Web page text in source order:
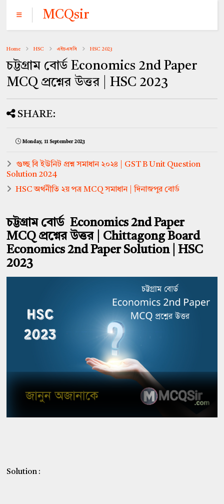
MCQsir
Home HSC এইচএসসি HSC 2023
চট্টগ্রাম বোর্ড Economics 2nd Paper
MCQ প্রশ্নের উত্তর | HSC 2023
SHARE:
Monday, 11 September 2023
গুচ্ছ বি ইউনিট প্রশ্ন সমাধান ২০২৪ | GST B Unit Question
Solution 2024
HSC অর্থনীতি ২য় পত্র MCQ সমাধান | দিনাজপুর বোর্ড
চট্টগ্রাম বোর্ড Economics 2nd Paper
MCQ প্রশ্নের উত্তর | Chittagong Board
Economics 2nd Paper Solution | HSC
2023
Solution :